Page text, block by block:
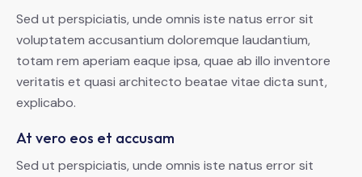
Sed ut perspiciatis, unde omnis iste natus error sit
voluptatem accusantium doloremque laudantium,
totam rem aperiam eaque ipsa, quae ab illo inventore
veritatis et quasi architecto beatae vitae dicta sunt,
explicabo.
At vero eos et accusam
Sed ut perspiciatis, unde omnis iste natus error sit